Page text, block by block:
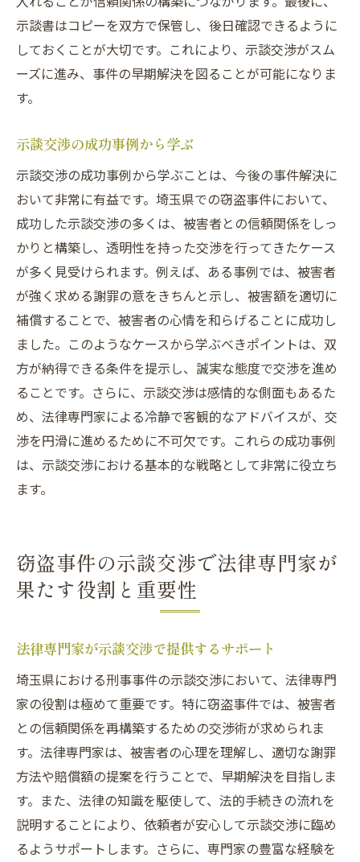
ョン
成功するための埼玉県における具体策
示談書はコピーを双方で保管し、後日確認できるように
しておくことが大切です。これにより、示談交渉がスム
ーズに進み、事件の早期解決を図ることが可能になりま
す。
示談交渉の成功事例から学ぶ
示談交渉の成功事例から学ぶことは、今後の事件解決に
おいて非常に有益です。埼玉県での窃盗事件において、
成功した示談交渉の多くは、被害者との信頼関係をしっ
かりと構築し、透明性を持った交渉を行ってきたケース
が多く見受けられます。例えば、ある事例では、被害者
が強く求める謝罪の意をきちんと示し、被害額を適切に
補償することで、被害者の心情を和らげることに成功し
ました。このようなケースから学ぶべきポイントは、双
方が納得できる条件を提示し、誠実な態度で交渉を進め
ることです。さらに、示談交渉は感情的な側面もあるた
め、法律専門家による冷静で客観的なアドバイスが、交
渉を円滑に進めるために不可欠です。これらの成功事例
は、示談交渉における基本的な戦略として非常に役立ち
ます。
窃盗事件の示談交渉で法律専門家が
果たす役割と重要性
法律専門家が示談交渉で提供するサポート
埼玉県における刑事事件の示談交渉において、法律専門
家の役割は極めて重要です。特に窃盗事件では、被害者
との信頼関係を再構築するための交渉術が求められま
す。法律専門家は、被害者の心理を理解し、適切な謝罪
方法や賠償額の提案を行うことで、早期解決を目指しま
す。また、法律の知識を駆使して、法的手続きの流れを
説明することにより、依頼者が安心して示談交渉に臨め
るようサポートします。さらに、専門家の豊富な経験を